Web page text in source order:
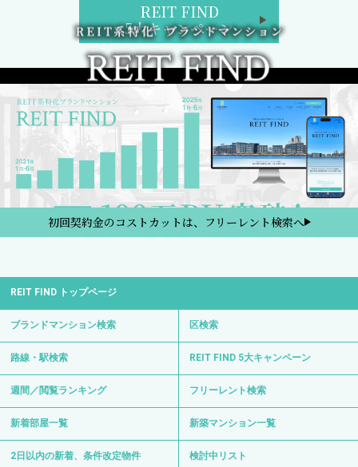
REIT FIND
5大キャンペーン
初回契約金のコストカットは、フリーレント検索へ
REIT FIND トップページ
ブランドマンション検索 区検索
路線・駅検索 REIT FIND 5大キャンペーン
週間／閲覧ランキング フリーレント検索
新着部屋一覧 新築マンション一覧
2日以内の新着、条件改定物件 検討中リスト